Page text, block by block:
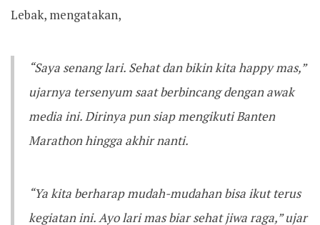
Lebak, mengatakan,
“Saya senang lari. Sehat dan bikin kita happy mas,”
ujarnya tersenyum saat berbincang dengan awak
media ini. ‎‎Dirinya pun siap mengikuti Banten
Marathon hingga akhir nanti.
“Ya kita berharap mudah-mudahan bisa ikut terus
kegiatan ini. Ayo lari mas biar sehat jiwa raga,” ujar